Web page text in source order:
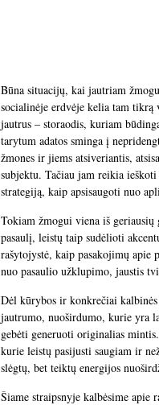
Būna situacijų, kai jautriam
socialinėje erdvėje kelia tam tikrą
jautrus – storaodis, kuriam
tarytum adatos sminga į
žmones ir jiems atsiveriantis,
subjektu. Tačiau jam reikia
strategiją, kaip apsisaugoti nuo
Tokiam žmogui viena iš
pasaulį, leistų taip sudėlioti
rašytojystė, kaip pasakojimų apie
nuo pasaulio užklupimo, jaustis
Dėl kūrybos ir konkrečiai
jautrumo, nuoširdumo, kurie yra
gebėti generuoti originalias
kurie leistų pasijusti saugiam ir
slėgtų, bet teiktų energijos
Šiame straipsnyje kalbėsime